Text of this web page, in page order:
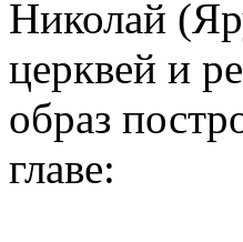
Николай
церквей и
образ
главе: